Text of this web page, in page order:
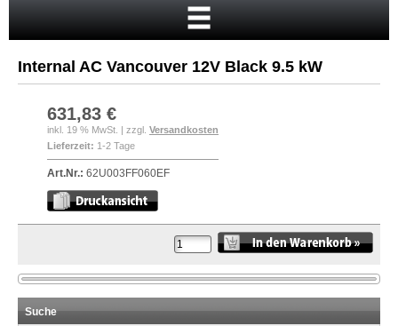
Neukunde?
Kasse
Anmelden
Internal AC Vancouver 12V Black 9.5 kW
631,83 €
inkl. 19 % MwSt. | zzgl. Versandkosten
Lieferzeit: 1-2 Tage
Art.Nr.: 62U003FF060EF
Suche